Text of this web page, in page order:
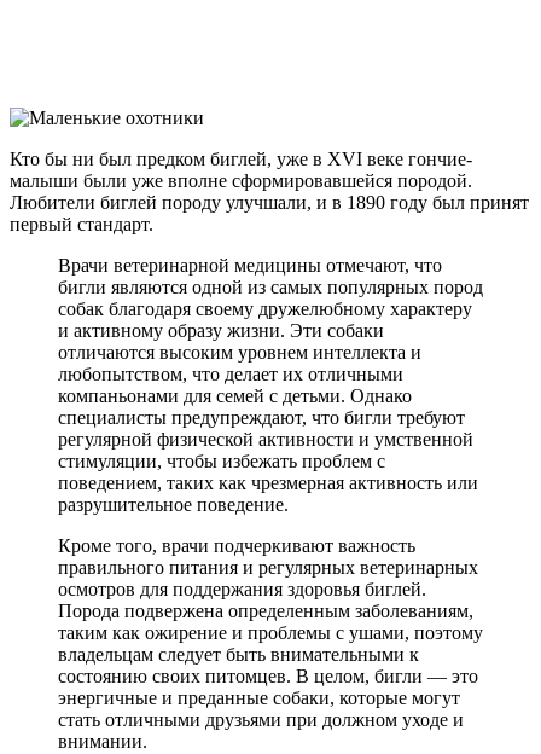
Кто бы ни был предком биглей, уже в XVI веке гончие-
малыши были уже вполне сформировавшейся породой.
Любители биглей породу улучшали, и в 1890 году был принят
первый стандарт.
Врачи ветеринарной медицины отмечают, что
бигли являются одной из самых популярных пород
собак благодаря своему дружелюбному характеру
и активному образу жизни. Эти собаки
отличаются высоким уровнем интеллекта и
любопытством, что делает их отличными
компаньонами для семей с детьми. Однако
специалисты предупреждают, что бигли требуют
регулярной физической активности и умственной
стимуляции, чтобы избежать проблем с
поведением, таких как чрезмерная активность или
разрушительное поведение.
Кроме того, врачи подчеркивают важность
правильного питания и регулярных ветеринарных
осмотров для поддержания здоровья биглей.
Порода подвержена определенным заболеваниям,
таким как ожирение и проблемы с ушами, поэтому
владельцам следует быть внимательными к
состоянию своих питомцев. В целом, бигли — это
энергичные и преданные собаки, которые могут
стать отличными друзьями при должном уходе и
внимании.